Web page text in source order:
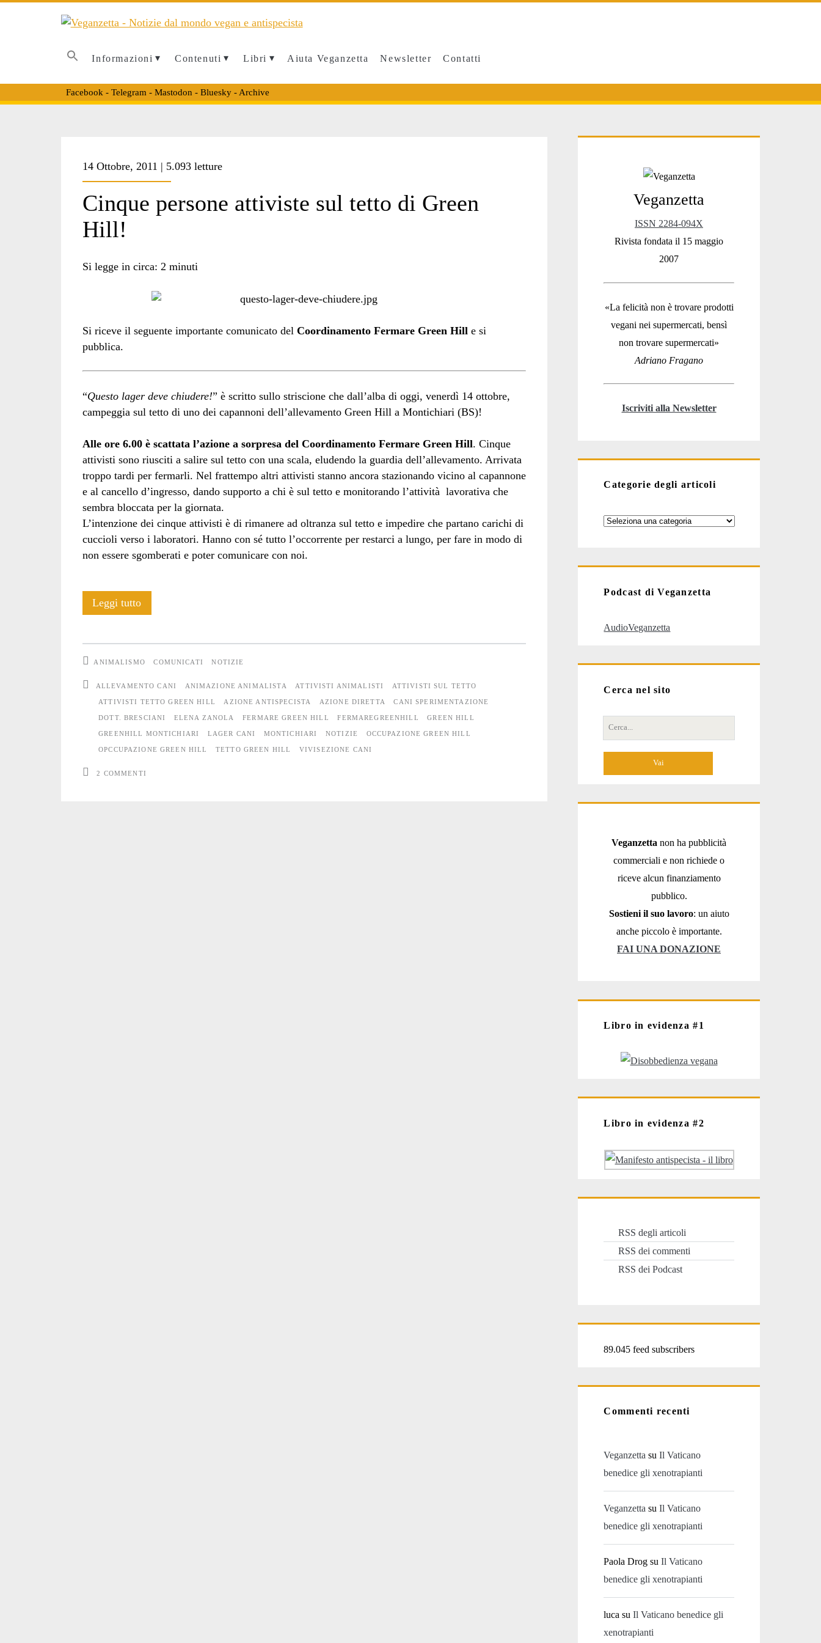
Informazioni Contenuti Libri Aiuta Veganzetta Newsletter Contatti
Facebook - Telegram - Mastodon - Bluesky- Archive
<span>occupazione
green
hill</span>
14 Ottobre, 2011 | 5.093 letture
Cinque persone attiviste sul tetto di Green
Hill!
Si legge in circa: 2 minuti
Si riceve il seguente importante comunicato del Coordinamento Fermare Green Hill e si
pubblica.
“Questo lager deve chiudere!” è scritto sullo striscione che dall’alba di oggi, venerdì 14 ottobre,
campeggia sul tetto di uno dei capannoni dell’allevamento Green Hill a Montichiari (BS)!
Alle ore 6.00 è scattata l’azione a sorpresa del Coordinamento Fermare Green Hill. Cinque
attivisti sono riusciti a salire sul tetto con una scala, eludendo la guardia dell’allevamento. Arrivata
troppo tardi per fermarli. Nel frattempo altri attivisti stanno ancora stazionando vicino al capannone
e al cancello d’ingresso, dando supporto a chi è sul tetto e monitorando l’attività lavorativa che
sembra bloccata per la giornata.
L’intenzione dei cinque attivisti è di rimanere ad oltranza sul tetto e impedire che partano carichi di
cuccioli verso i laboratori. Hanno con sé tutto l’occorrente per restarci a lungo, per fare in modo di
non essere sgomberati e poter comunicare con noi.
Leggi tuttoCinque
tetto
di
Green
Hill!
ANIMALISMO COMUNICATI NOTIZIE
ALLEVAMENTO CANI ANIMAZIONE ANIMALISTA ATTIVISTI ANIMALISTI ATTIVISTI SUL TETTO
ATTIVISTI TETTO GREEN HILL AZIONE ANTISPECISTA AZIONE DIRETTA CANI SPERIMENTAZIONE
DOTT. BRESCIANI ELENA ZANOLA FERMARE GREEN HILL FERMAREGREENHILL GREEN HILL
GREENHILL MONTICHIARI LAGER CANI MONTICHIARI NOTIZIE OCCUPAZIONE GREEN HILL
OPCCUPAZIONE GREEN HILL TETTO GREEN HILL VIVISEZIONE CANI
2 COMMENTI
Primary
Sidebar
Veganzetta
ISSN 2284-094X
Rivista fondata il 15 maggio
2007
«La felicità non è trovare prodotti
vegani nei supermercati, bensì
non trovare supermercati»
Adriano Fragano
Iscriviti alla Newsletter
Categorie degli articoli
Categorie
Podcast di Veganzetta
AudioVeganzetta
Cerca nel sito
Cerca
per:
Veganzetta non ha pubblicità
commerciali e non richiede o
riceve alcun finanziamento
pubblico.
Sostieni il suo lavoro: un aiuto
anche piccolo è importante.
FAI UNA DONAZIONE
Libro in evidenza #1
Libro in evidenza #2
RSS degli articoli
RSS dei commenti
RSS dei Podcast
89.045 feed subscribers
Commenti recenti
Veganzetta suIl Vaticano
benedice gli xenotrapianti
Veganzetta suIl Vaticano
benedice gli xenotrapianti
Paola Drog suIl Vaticano
benedice gli xenotrapianti
luca suIl Vaticano benedice gli
xenotrapianti